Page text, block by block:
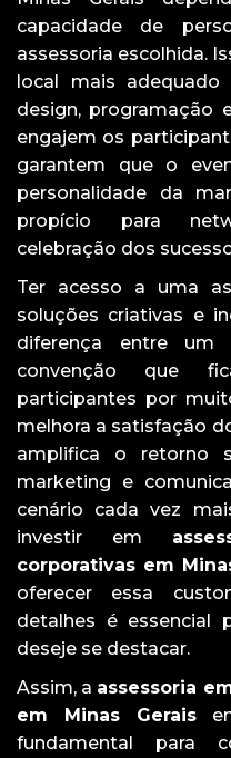
capacidade de
assessoria escolhida.
local mais
design, programação
engajem os
garantem que o
personalidade da
propício para
celebração dos
Ter acesso a uma
soluções criativas e
diferença entre um
convenção que
participantes por
melhora a satisfação
amplifica o retorno
marketing e
cenário cada vez
investir em
corporativas em
oferecer essa
detalhes é essencial
deseje se destacar.
Assim, a assessoria
em Minas Gerais
fundamental para